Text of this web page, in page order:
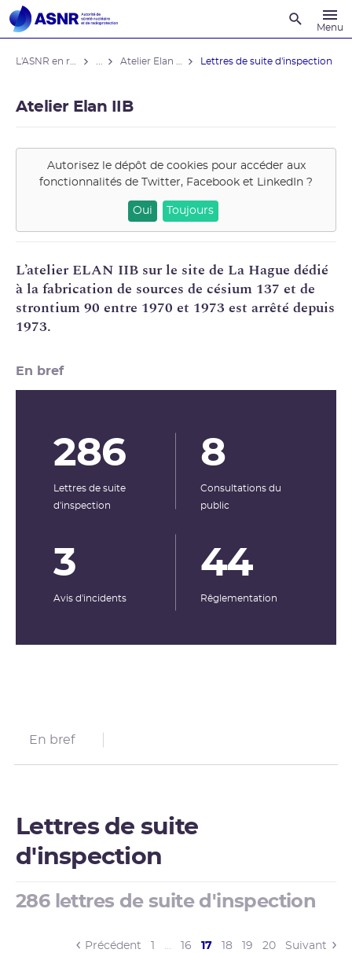
Menu
Lettres de suite d'inspection
Atelier Elan IIB
Autorisez le dépôt de cookies pour accéder aux
fonctionnalités de Twitter, Facebook et LinkedIn ?
Oui Toujours
L’atelier ELAN IIB sur le site de La Hague dédié
à la fabrication de sources de césium 137 et de
strontium90 entre 1970 et 1973 est arrêté depuis
1973.
En bref
286
Lettres de suite
d'inspection
8
Consultations du
public
3
Avis d'incidents
44
Rêglementation
En bref
Lettres de suite
d'inspection
286 lettres de suite d'inspection
Précédent … 16 17(current)
18 19 20 Suivant